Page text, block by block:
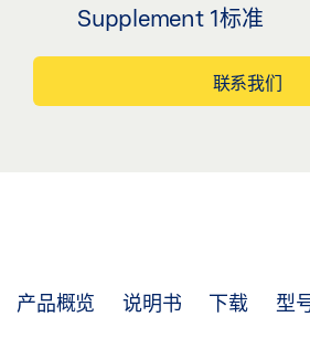
Supplement 1标准
联系我们
产品概览 说明书 下载 型